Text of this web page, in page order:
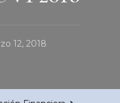
12, 2018